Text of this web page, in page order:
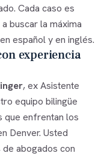
Cada caso es
buscar la máxima
español y en inglés.
experiencia
, ex Asistente
equipo bilingüe
que enfrentan los
Denver. Usted
abogados con